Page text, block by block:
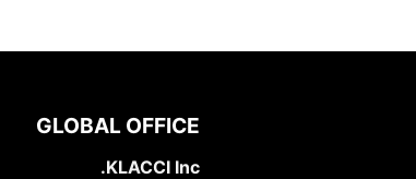
GLOBAL OFFICE
KLACCI Inc.